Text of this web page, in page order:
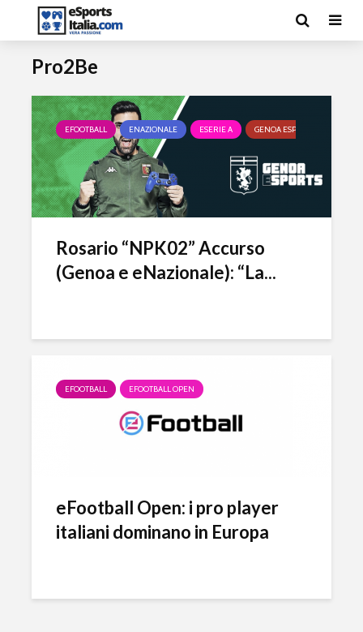
Pro2Be
EFOOTBALL ENAZIONALE ESERIE A GENOA ESPORTS
Rosario “NPK02” Accurso
(Genoa e eNazionale): “La...
EFOOTBALL EFOOTBALL OPEN
eFootball Open: i pro player
italiani dominano in Europa